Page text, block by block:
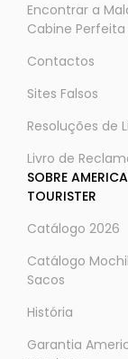
Encontrar a
Cabine Perfeita
Contactos
Sites Falsos
Resoluções de
Livro de
SOBRE
TOURISTER
Catálogo 2026
Catálogo
Sacos
História
Garantia